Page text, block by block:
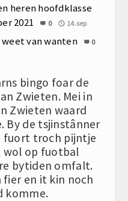
heren hoofdklasse
2021
0 14.sep
van wanten
0
bingo foar de
Zwieten. Mei in
Zwieten waard
By de tsjinstânner
fuort troch pijntje
wol op fuotbal
bytiden omfalt.
fier en it kin noch
komme.